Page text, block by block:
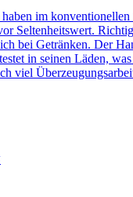
im
Seltenheitswert.
bei Getränken. Der
in seinen Läden,
viel